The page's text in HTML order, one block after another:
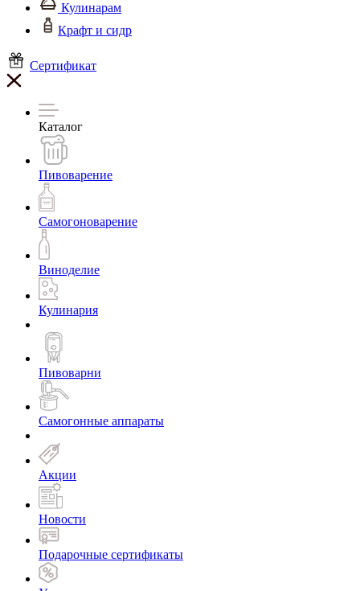
Кулинарам
Крафт и сидр
Сертификат
Каталог
Пивоварение
Самогоноварение
Виноделие
Кулинария
Пивоварни
Самогонные аппараты
Акции
Новости
Подарочные сертификаты